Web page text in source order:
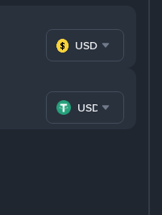
USD
USDT